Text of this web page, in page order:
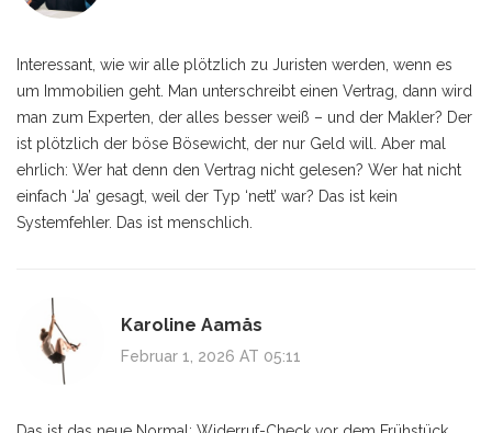
Interessant, wie wir alle plötzlich zu Juristen werden, wenn es
um Immobilien geht. Man unterschreibt einen Vertrag, dann wird
man zum Experten, der alles besser weiß – und der Makler? Der
ist plötzlich der böse Bösewicht, der nur Geld will. Aber mal
ehrlich: Wer hat denn den Vertrag nicht gelesen? Wer hat nicht
einfach ‘Ja’ gesagt, weil der Typ ‘nett’ war? Das ist kein
Systemfehler. Das ist menschlich.
Karoline Aamås
Februar 1, 2026 AT 05:11